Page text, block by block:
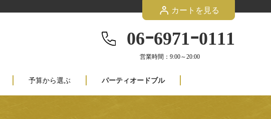
カートを見る
06ｰ6971ｰ0111
営業時間：9:00～20:00
予算から選ぶ
～999円
パーティオードブル